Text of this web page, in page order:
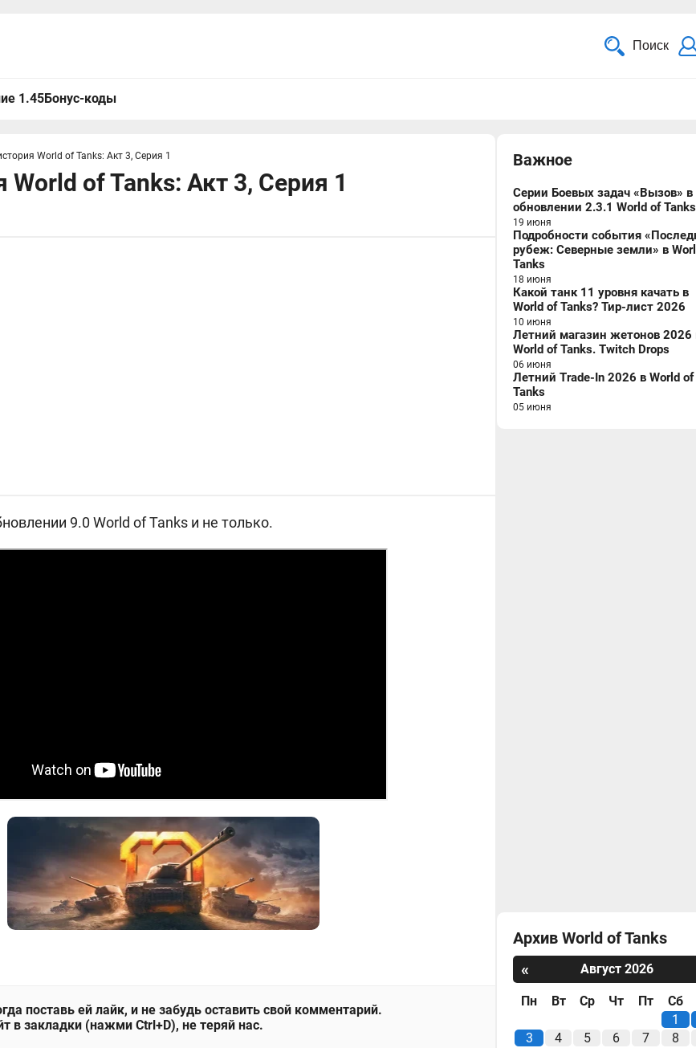
Поиск
1.45Бонус-коды
World of Tanks: Акт 3, Серия 1
of Tanks: Акт 3, Серия 1
9.0 World of Tanks и не только.
поставь ей лайк, и не забудь оставить свой комментарий.
в закладки (нажми Ctrl+D), не теряй нас.
Важное
Серии Боевых задач «Вызов» в
обновлении 2.3.1 World of Tanks
19 июня
Подробности события
рубеж: Северные земли» в
Tanks
18 июня
Какой танк 11 уровня качать в
World of Tanks? Тир-лист 2026
10 июня
Летний магазин жетонов 2026
World of Tanks. Twitch Drops
06 июня
Летний Trade-In 2026 в World of
Tanks
05 июня
Архив World of Tanks
«
Август 2026
Пн Вт Ср Чт Пт
Сб
1
3
4 5 6 7
8